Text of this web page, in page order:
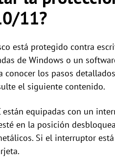
11?
está protegido contra
de Windows o un
conocer los pasos
el siguiente contenido.
están equipadas con un
en la posición
Si el interruptor